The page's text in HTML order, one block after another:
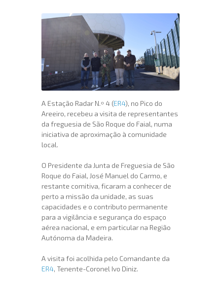
A Estação Radar N.º 4 (ER4), no Pico do
Areeiro, recebeu a visita de representantes
da freguesia de São Roque do Faial, numa
iniciativa de aproximação à comunidade
local.
O Presidente da Junta de Freguesia de São
Roque do Faial, José Manuel do Carmo, e
restante comitiva, ficaram a conhecer de
perto a missão da unidade, as suas
capacidades e o contributo permanente
para a vigilância e segurança do espaço
aérea nacional, e em particular na Região
Autónoma da Madeira.
A visita foi acolhida pelo Comandante da
ER4, Tenente-Coronel Ivo Diniz.